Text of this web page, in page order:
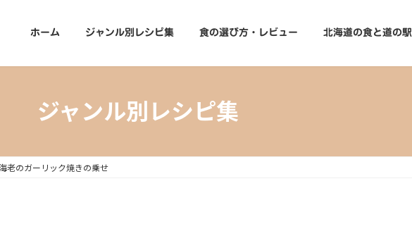
ホーム ジャンル別レシピ集 食の選び方・レビュー 北海道の食と道の駅
ジャンル別レシピ集
老のガーリック焼きの乗せ